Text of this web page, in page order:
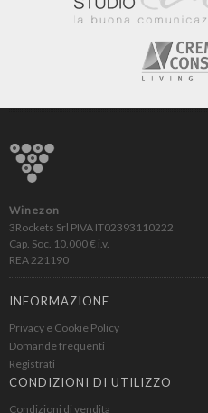
Winezon
3Rockets Srl PIVA IT02393110222
Cap. Soc. 10.000 € i.v.
REA 221190
INFORMAZIONE
Privacy e Cookie Policy
Domande frequenti
Registrati
CONDIZIONI DI UTILIZZO
Condizioni di vendita